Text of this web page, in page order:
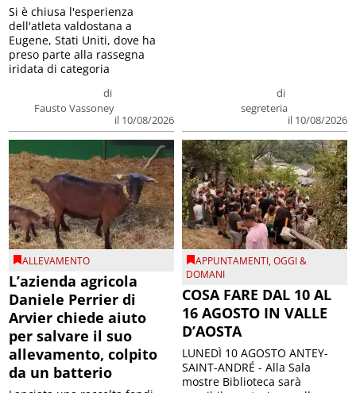
di
Fausto Vassoney
il 10/08/2026
Si è chiusa l'esperienza
dell'atleta valdostana a
Eugene, Stati Uniti, dove ha
preso parte alla rassegna
iridata di categoria
di
segreteria
il 10/08/2026
ALLEVAMENTO
L’azienda agricola
Daniele Perrier di
Arvier chiede aiuto
per salvare il suo
allevamento, colpito
da un batterio
APPUNTAMENTI,OGGI &
DOMANI
COSA FARE DAL 10 AL
16 AGOSTO IN VALLE
D’AOSTA
LUNEDÌ 10 AGOSTO ANTEY-
SAINT-ANDRÉ - Alla Sala
mostre Biblioteca sarà